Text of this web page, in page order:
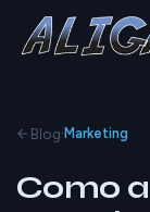
Blog· Marketing
Como